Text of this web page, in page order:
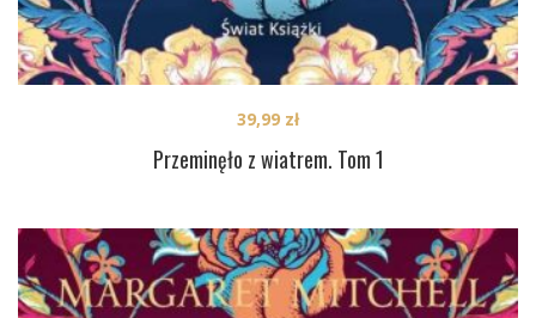
Przeminęło z wiatrem. Tom 1
39,99 zł